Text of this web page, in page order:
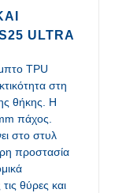
ULTRA
TPU
στη
θήκης. Η
πάχος.
στο στυλ
προστασία
θύρες και